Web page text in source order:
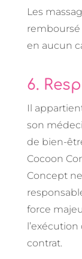
Les
remboursé
en aucun
6.
Il
son
de bien-
Cocoon
Concept
force
contrat.